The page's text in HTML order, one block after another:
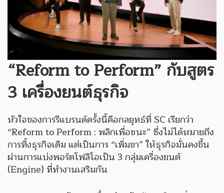
“Reform to Perform” กับสูตร
3 เครื่องยนต์ธุรกิจ
หัวใจของการรีแบรนด์ครั้งนี้คือกลยุทธ์ที่ SC เรียกว่า
“Reform to Perform : พลิกเพื่อชนะ” ซึ่งไม่ได้หมายถึง
การทิ้งธุรกิจเดิม แต่เป็นการ “เพิ่มขา” ให้ธุรกิจมั่นคงขึ้น
ผ่านการแบ่งพอร์ตโฟลิโอเป็น 3 กลุ่มเครื่องยนต์
(Engine) ที่ทำงานเสริมกัน